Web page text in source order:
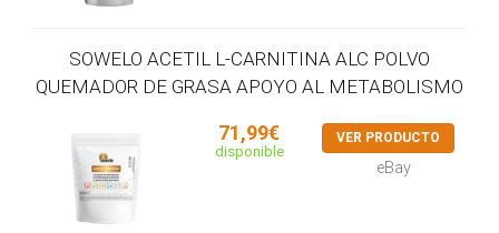
SOWELO ACETIL L-CARNITINA ALC POLVO
QUEMADOR DE GRASA APOYO AL METABOLISMO
71,99€
disponible
VER PRODUCTO
eBay